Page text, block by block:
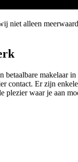
niet alleen
betaalbare makelaar
contact. Er zijn
plezier waar je aan